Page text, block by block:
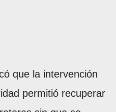
que la intervención
permitió recuperar